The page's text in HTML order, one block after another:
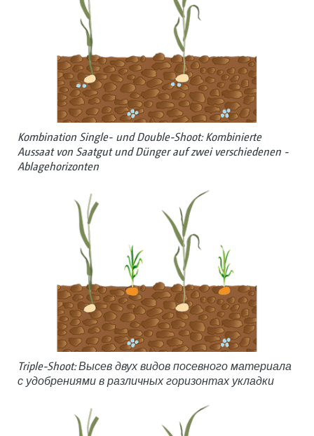
Kombination Single- und Double-Shoot: Kombinierte
Aussaat von Saatgut und Dünger auf ­zwei verschiedenen ­
Ablagehorizonten
Triple-Shoot: Высев двух видов посевного материала
с удобрениями в различных горизонтах укладки